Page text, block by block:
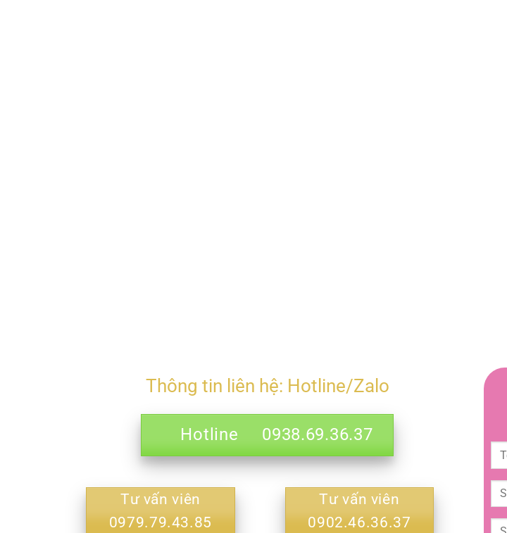
Thông tin liên hệ: Hotline/Zalo
Hotline 0938.69.36.37
Tư vấn viên
0979.79.43.85
Tư vấn viên
0902.46.36.37